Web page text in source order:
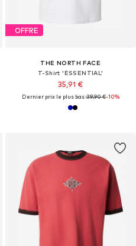
OFFRE
THE NORTH FACE
T-Shirt 'ESSENTIAL'
35,91 €
Dernier prix le plus bas :39,90 €-10%